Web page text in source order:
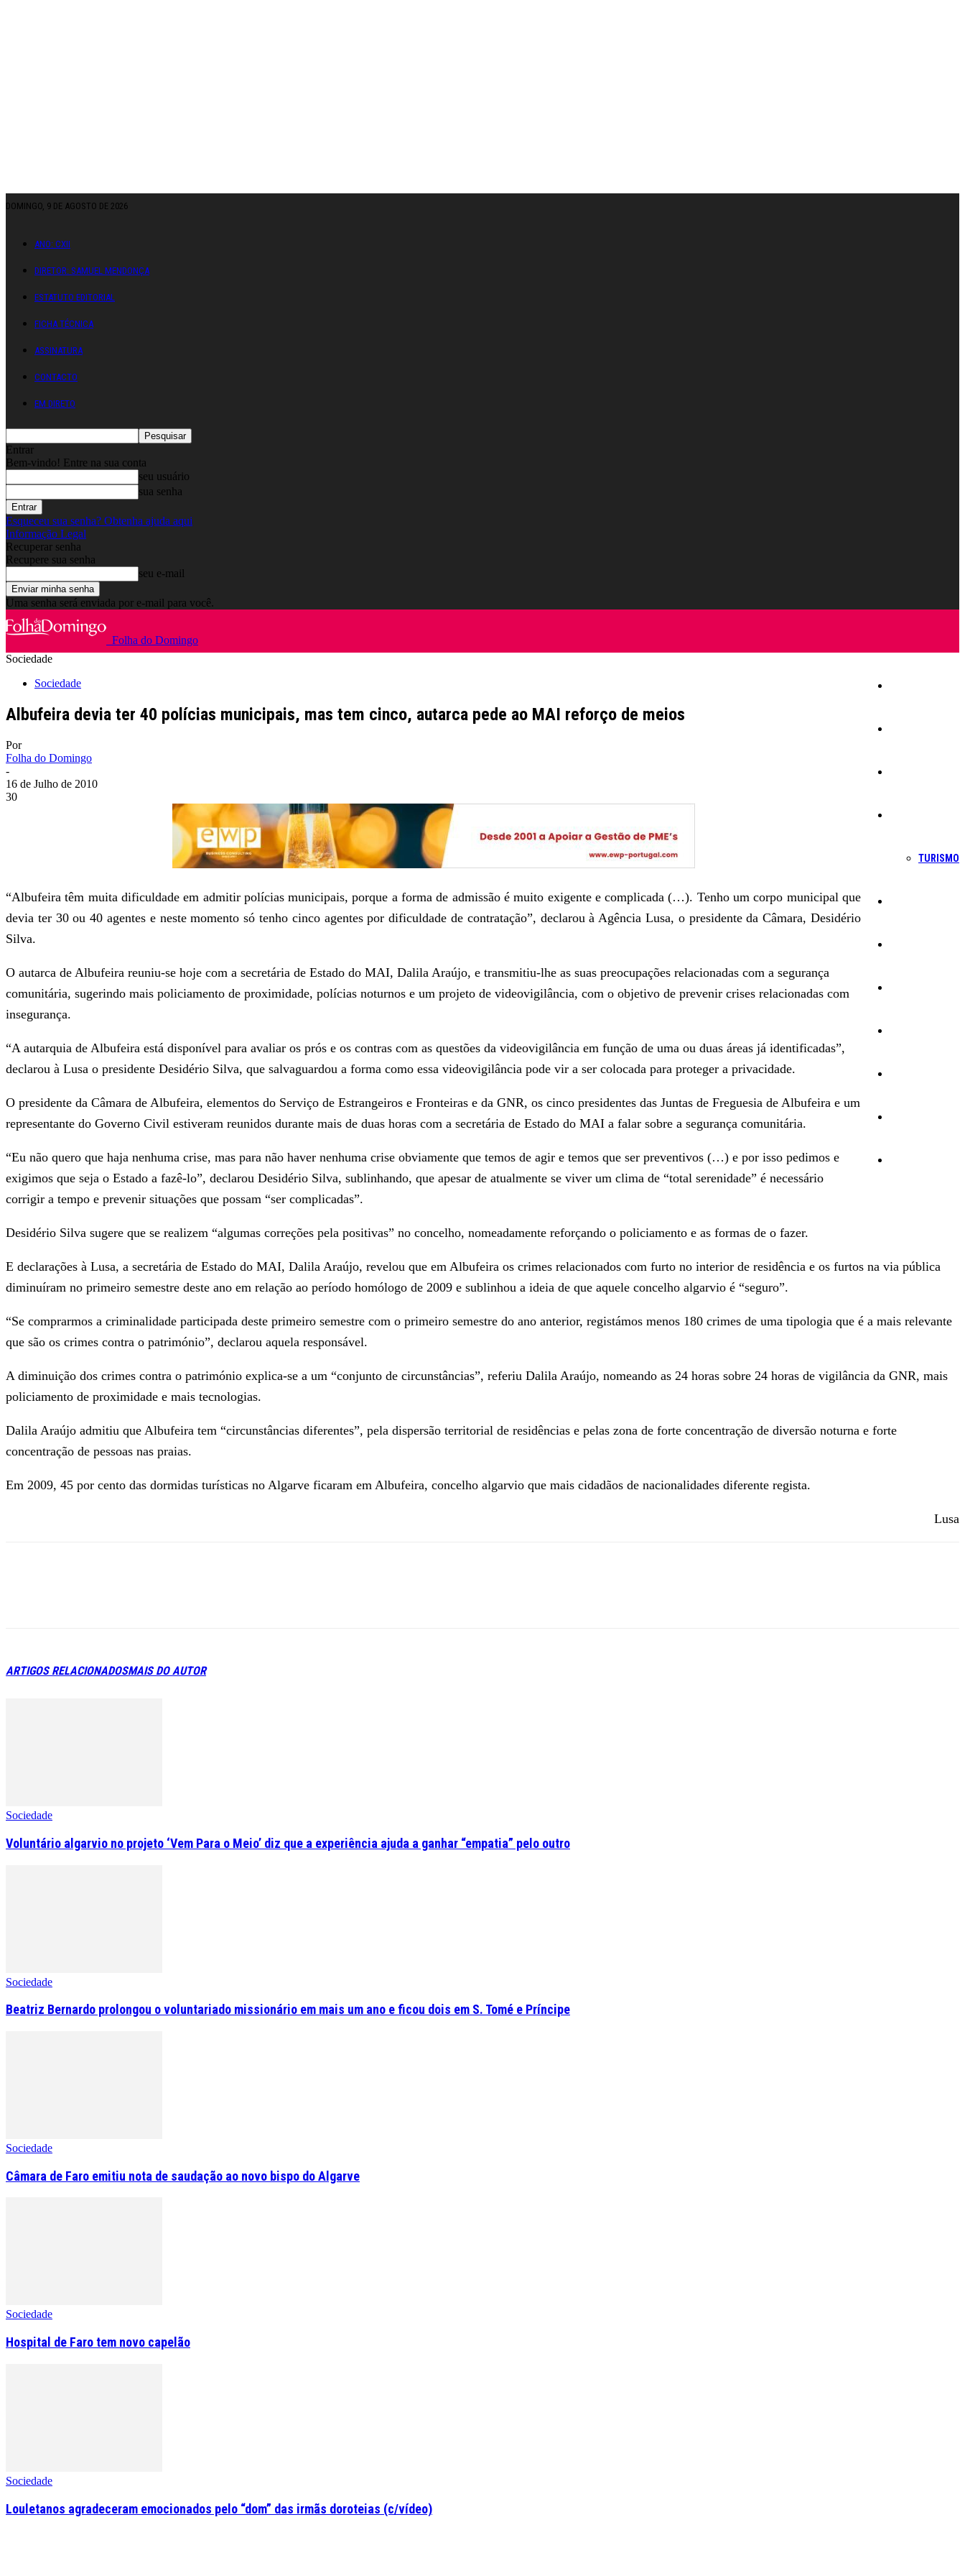
DOMINGO, 9 DE AGOSTO DE 2026
ANO: CXII
DIRETOR: SAMUEL MENDONÇA
ESTATUTO EDITORIAL
FICHA TÉCNICA
ASSINATURA
CONTACTO
EM DIRETO
Entrar
Bem-vindo! Entre na sua conta
seu usuário
sua senha
Esqueceu sua senha? Obtenha ajuda aqui
Informação Legal
Recuperar senha
Recupere sua senha
seu e-mail
Uma senha será enviada por e-mail para você.
Folha do Domingo
TURISMO
Sociedade
Sociedade
Albufeira devia ter 40 polícias municipais, mas tem cinco, autarca pede ao MAI reforço de meios
Por
Folha do Domingo
-
16 de Julho de 2010
30
“Albufeira têm muita dificuldade em admitir polícias municipais, porque a forma de admissão é muito exigente e complicada (…). Tenho um corpo municipal que
devia ter 30 ou 40 agentes e neste momento só tenho cinco agentes por dificuldade de contratação”, declarou à Agência Lusa, o presidente da Câmara, Desidério
Silva.
O autarca de Albufeira reuniu-se hoje com a secretária de Estado do MAI, Dalila Araújo, e transmitiu-lhe as suas preocupações relacionadas com a segurança
comunitária, sugerindo mais policiamento de proximidade, polícias noturnos e um projeto de videovigilância, com o objetivo de prevenir crises relacionadas com
insegurança.
“A autarquia de Albufeira está disponível para avaliar os prós e os contras com as questões da videovigilância em função de uma ou duas áreas já identificadas”,
declarou à Lusa o presidente Desidério Silva, que salvaguardou a forma como essa videovigilância pode vir a ser colocada para proteger a privacidade.
O presidente da Câmara de Albufeira, elementos do Serviço de Estrangeiros e Fronteiras e da GNR, os cinco presidentes das Juntas de Freguesia de Albufeira e um
representante do Governo Civil estiveram reunidos durante mais de duas horas com a secretária de Estado do MAI a falar sobre a segurança comunitária.
“Eu não quero que haja nenhuma crise, mas para não haver nenhuma crise obviamente que temos de agir e temos que ser preventivos (…) e por isso pedimos e
exigimos que seja o Estado a fazê-lo”, declarou Desidério Silva, sublinhando, que apesar de atualmente se viver um clima de “total serenidade” é necessário
corrigir a tempo e prevenir situações que possam “ser complicadas”.
Desidério Silva sugere que se realizem “algumas correções pela positivas” no concelho, nomeadamente reforçando o policiamento e as formas de o fazer.
E declarações à Lusa, a secretária de Estado do MAI, Dalila Araújo, revelou que em Albufeira os crimes relacionados com furto no interior de residência e os furtos na via pública
diminuíram no primeiro semestre deste ano em relação ao período homólogo de 2009 e sublinhou a ideia de que aquele concelho algarvio é “seguro”.
“Se comprarmos a criminalidade participada deste primeiro semestre com o primeiro semestre do ano anterior, registámos menos 180 crimes de uma tipologia que é a mais relevante
que são os crimes contra o património”, declarou aquela responsável.
A diminuição dos crimes contra o património explica-se a um “conjunto de circunstâncias”, referiu Dalila Araújo, nomeando as 24 horas sobre 24 horas de vigilância da GNR, mais
policiamento de proximidade e mais tecnologias.
Dalila Araújo admitiu que Albufeira tem “circunstâncias diferentes”, pela dispersão territorial de residências e pelas zona de forte concentração de diversão noturna e forte
concentração de pessoas nas praias.
Em 2009, 45 por cento das dormidas turísticas no Algarve ficaram em Albufeira, concelho algarvio que mais cidadãos de nacionalidades diferente regista.
Lusa
ARTIGOS RELACIONADOSMAIS DO AUTOR
Sociedade
Voluntário algarvio no projeto ‘Vem Para o Meio’ diz que a experiência ajuda a ganhar “empatia” pelo outro
Sociedade
Beatriz Bernardo prolongou o voluntariado missionário em mais um ano e ficou dois em S. Tomé e Príncipe
Sociedade
Câmara de Faro emitiu nota de saudação ao novo bispo do Algarve
Sociedade
Hospital de Faro tem novo capelão
Sociedade
Louletanos agradeceram emocionados pelo “dom” das irmãs doroteias (c/vídeo)